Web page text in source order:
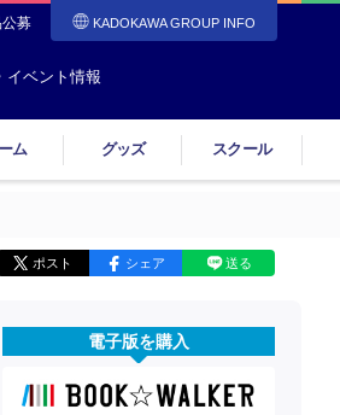
募 KADOKAWA GROUP INFO
イベント情報
ム グッズ スクール
ポスト シェア 送る
電子版を購入